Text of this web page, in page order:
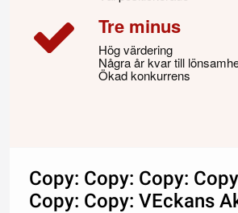
Tre minus
Hög värdering
Några år kvar till
Ökad konkurrens
Copy: Copy: Copy:
Copy: Copy: VEckans